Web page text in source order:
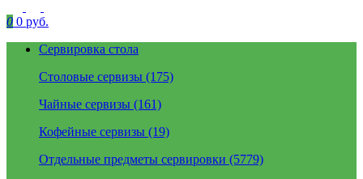
0 0 руб.
Сервировка стола
Столовые сервизы (175)
Чайные сервизы (161)
Кофейные сервизы (19)
Отдельные предметы сервировки (5779)